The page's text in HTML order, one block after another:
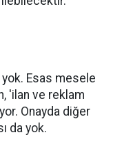
Esas mesele
'ilan ve reklam
Onayda diğer
da yok.